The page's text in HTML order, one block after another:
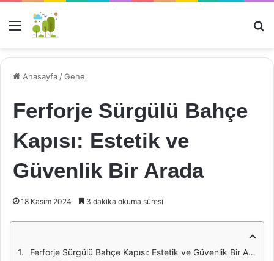
Menü
Anasayfa /Genel
Ferforje Sürgülü Bahçe
Kapısı: Estetik ve
Güvenlik Bir Arada
18 Kasım 2024 3 dakika okuma süresi
Ferforje Sürgülü Bahçe Kapısı: Estetik ve Güvenlik Bir Arada